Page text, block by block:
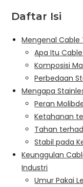
Daftar Isi
Mengenal Cable
Apa Itu
Komposisi
Perbedaan
Mengapa
Peran
Ketahanan
Tahan
Stabil pada
Keunggulan
Industri
Umur Pakai